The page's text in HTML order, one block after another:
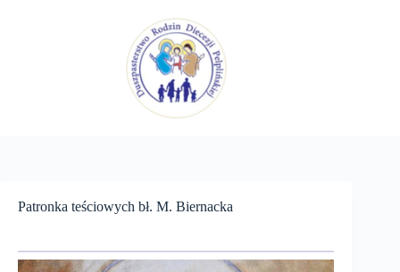
Patronka teściowych bł. M. Biernacka